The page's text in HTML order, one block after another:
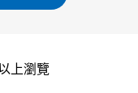
上瀏覽